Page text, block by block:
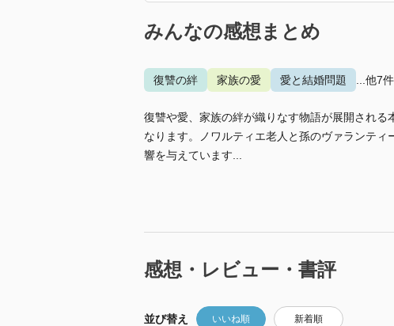
みんなの感想まとめ
復讐の絆 家族の愛 愛と結婚問題 ...他7件
復讐や愛、家族の絆が織りなす物語が展開され
なります。ノワルティエ老人と孫のヴァランテ
響を与えています...
感想・レビュー・書評
並び替え いいね順 新着順